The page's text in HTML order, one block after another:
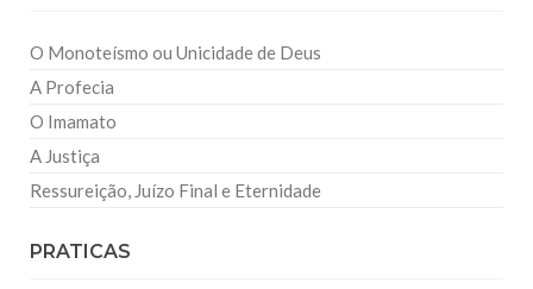
O Monoteísmo ou Unicidade de Deus
A Profecia
O Imamato
A Justiça
Ressureição, Juízo Final e Eternidade
PRATICAS